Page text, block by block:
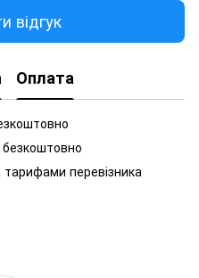
відгук
Оплата
перевізника